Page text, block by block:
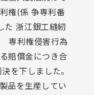
権(係 争専利番
浙江銀工縫紉
専利権侵害行為
賠償金につき合
を下しました。
品を生産してい